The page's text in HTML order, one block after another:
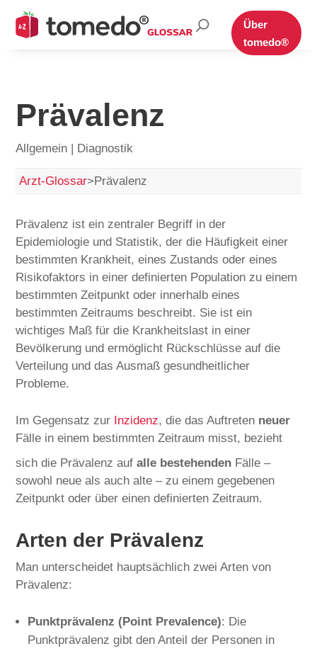
Suche
nach:
Über
tomedo®
Prävalenz
Allgemein | Diagnostik
Arzt-Glossar>Prävalenz
Prävalenz ist ein zentraler Begriff in der
Epidemiologie und Statistik, der die Häufigkeit einer
bestimmten Krankheit, eines Zustands oder eines
Risikofaktors in einer definierten Population zu einem
bestimmten Zeitpunkt oder innerhalb eines
bestimmten Zeitraums beschreibt. Sie ist ein
wichtiges Maß für die Krankheitslast in einer
Bevölkerung und ermöglicht Rückschlüsse auf die
Verteilung und das Ausmaß gesundheitlicher
Probleme.
Im Gegensatz zur Inzidenz, die das Auftreten neuer
Fälle in einem bestimmten Zeitraum misst, bezieht
sich die Prävalenz aufalle bestehenden Fälle –
sowohl neue als auch alte – zu einem gegebenen
Zeitpunkt oder über einen definierten Zeitraum.
Arten der Prävalenz
Man unterscheidet hauptsächlich zwei Arten von
Prävalenz:
Punktprävalenz (Point Prevalence): Die
Punktprävalenz gibt den Anteil der Personen in